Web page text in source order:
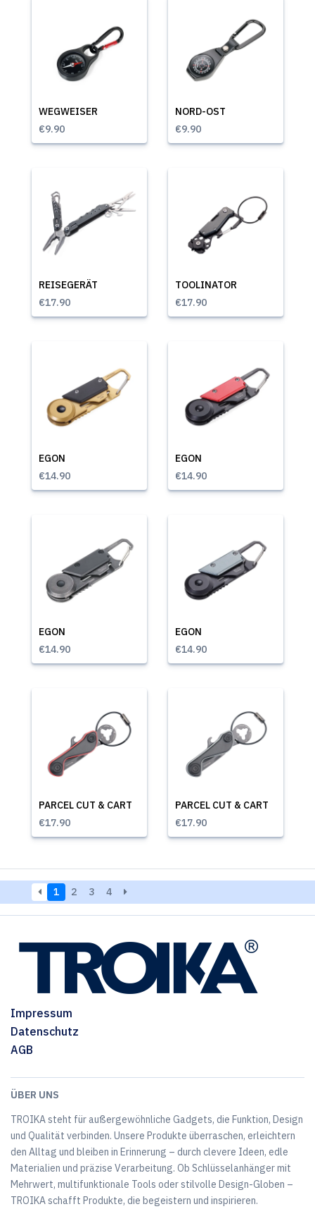
WEGWEISER
€9.90
NORD-OST
€9.90
REISEGERÄT
€17.90
TOOLINATOR
€17.90
EGON
€14.90
EGON
€14.90
EGON
€14.90
EGON
€14.90
PARCEL CUT & CART
€17.90
PARCEL CUT & CART
€17.90
1 2 3 4
Impressum
Datenschutz
AGB
ÜBER UNS
TROIKA steht für außergewöhnliche Gadgets, die Funktion, Design
und Qualität verbinden. Unsere Produkte überraschen, erleichtern
den Alltag und bleiben in Erinnerung – durch clevere Ideen, edle
Materialien und präzise Verarbeitung. Ob Schlüsselanhänger mit
Mehrwert, multifunktionale Tools oder stilvolle Design-Globen –
TROIKA schafft Produkte, die begeistern und inspirieren.